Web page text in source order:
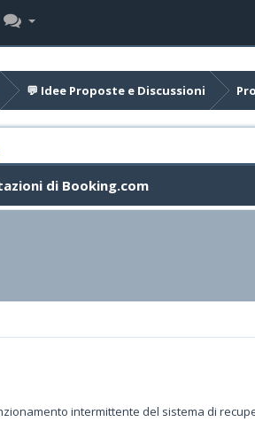
💬 Idee Proposte e Discussioni
di Booking.com
intermittente del sistema di